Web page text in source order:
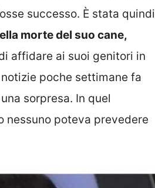
successo. È stata quindi
morte del suo cane,
affidare ai suoi genitori in
poche settimane fa
sorpresa. In quel
nessuno poteva prevedere